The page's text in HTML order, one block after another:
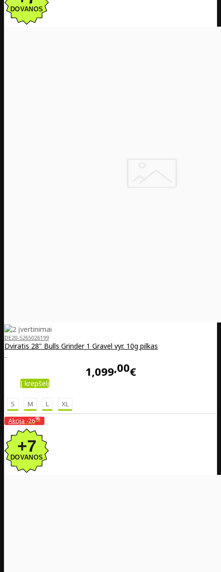
DE20-5265026199
Dviratis 28" Bulls Grinder 1 Gravel vyr. 10g pilkas
..
1,099 00€
Į krepšelį
S M L XL
Akcija -26%